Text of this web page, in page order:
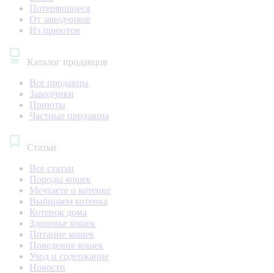
Потерявшиеся
От заводчиков
Из приютов
Каталог продавцов
Все продавцы
Заводчики
Приюты
Частные продавцы
Статьи
Все статьи
Породы кошек
Мечтаете о котенке
Выбираем котенка
Котенок дома
Здоровье кошек
Питание кошек
Поведение кошек
Уход и содержание
Новости